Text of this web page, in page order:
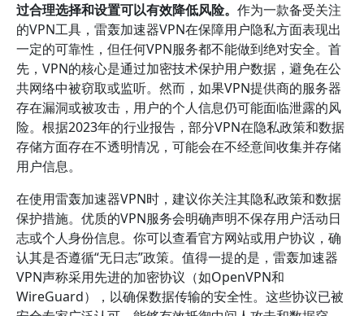
过合理选择和设置可以有效降低风险。 作为一款备受关注
的VPN工具，雷轰加速器VPN在保障用户隐私方面表现出
一定的可靠性，但任何VPN服务都不能做到绝对安全。首
先，VPN的核心是通过加密技术保护用户数据，避免在公
共网络中被窃取或监听。然而，如果VPN提供商的服务器
存在漏洞或被攻击，用户的个人信息仍可能面临泄露的风
险。根据2023年的行业报告，部分VPN在隐私政策和数据
存储方面存在不透明情况，可能会在不经意间收集并存储
用户信息。
在使用雷轰加速器VPN时，建议你关注其隐私政策和数据
保护措施。优质的VPN服务会明确声明不保存用户活动日
志或个人身份信息。你可以查看官方网站或用户协议，确
认其是否遵循“无日志”政策。值得一提的是，雷轰加速器
VPN声称采用先进的加密协议（如OpenVPN和
WireGuard），以确保数据传输的安全性。这些协议已被